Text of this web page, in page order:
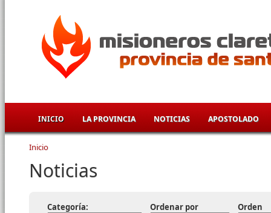
INICIO LA PROVINCIA NOTICIAS APOSTOLADO
Se encuentra usted aquí
Inicio
Noticias
Categoría: Ordenar por Orden